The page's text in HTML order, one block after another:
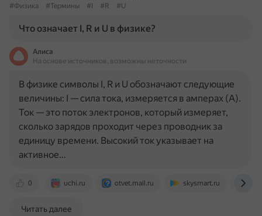
#Физика
#Термины #I #R #U
Что означает I, R и U в физике?
Алиса
На основе источников, возможны неточности
0 uchi.ru otvet.mail.ru skysmart.ru
В физике символы I, R и U обозначают следующие
величины: I — сила тока, измеряется в амперах (А).
Ток — это поток электронов, который измеряет,
сколько зарядов проходит через проводник за
единицу времени. Высокий ток указывает на
активное…
Читать далее